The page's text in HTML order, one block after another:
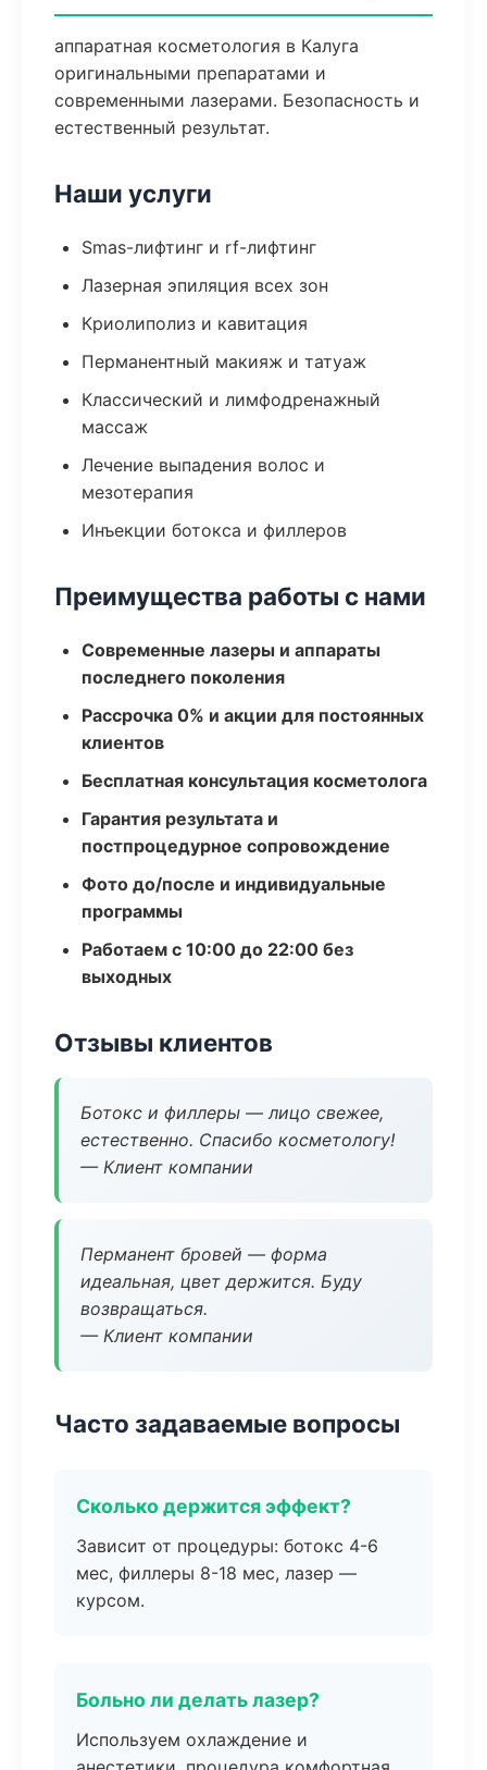
аппаратная косметология в Калуга
оригинальными препаратами и
современными лазерами. Безопасность и
естественный результат.
Наши услуги
Smas-лифтинг и rf-лифтинг
Лазерная эпиляция всех зон
Криолиполиз и кавитация
Перманентный макияж и татуаж
Классический и лимфодренажный
массаж
Лечение выпадения волос и
мезотерапия
Инъекции ботокса и филлеров
Преимущества работы с нами
Современные лазеры и аппараты
последнего поколения
Рассрочка 0% и акции для постоянных
клиентов
Бесплатная консультация косметолога
Гарантия результата и
постпроцедурное сопровождение
Фото до/после и индивидуальные
программы
Работаем с 10:00 до 22:00 без
выходных
Отзывы клиентов
Ботокс и филлеры — лицо свежее,
естественно. Спасибо косметологу!
— Клиент компании
Перманент бровей — форма
идеальная, цвет держится. Буду
возвращаться.
— Клиент компании
Часто задаваемые вопросы
Сколько держится эффект?
Зависит от процедуры: ботокс 4-6
мес, филлеры 8-18 мес, лазер —
курсом.
Больно ли делать лазер?
Используем охлаждение и